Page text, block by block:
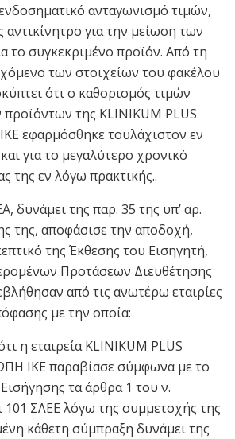
ανταγωνισμό τιμών,
αντικίνητρο για την μείωση των
το συγκεκριμένο προϊόν. Από τη
των στοιχείων του φακέλου
ότι ο καθορισμός τιμών
της KLINIKUM PLUS
εφαρμόσθηκε τουλάχιστον εν
για το μεγαλύτερο χρονικό
της εν λόγω πρακτικής..
δυνάμει της παρ. 35 της υπ’ αρ.
της, αποφάσισε την αποδοχή,
της Έκθεσης του Εισηγητή,
Προτάσεων Διευθέτησης
από τις ανωτέρω εταιρίες
με την οποία:
η εταιρεία KLINIKUM PLUS
ΙΚΕ παραβίασε σύμφωνα με το
τα άρθρα 1 του ν.
101 ΣΛΕΕ λόγω της συμμετοχής της
κάθετη σύμπραξη δυνάμει της